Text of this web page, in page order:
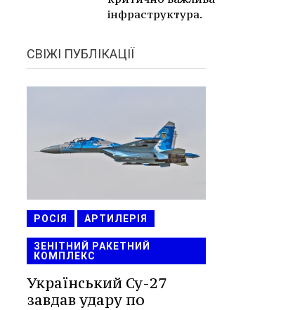
інфраструктура.
СВІЖІ ПУБЛІКАЦІЇ
РОСІЯ АРТИЛЕРІЯ
ЗЕНІТНИЙ РАКЕТНИЙ
КОМПЛЕКС
Український Су-27
завдав удару по